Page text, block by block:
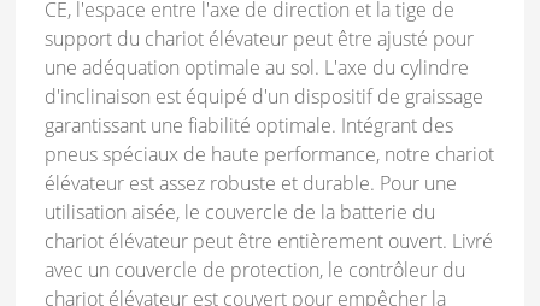
CE, l'espace entre l'axe de direction et la tige de
support du chariot élévateur peut être ajusté pour
une adéquation optimale au sol. L'axe du cylindre
d'inclinaison est équipé d'un dispositif de graissage
garantissant une fiabilité optimale. Intégrant des
pneus spéciaux de haute performance, notre chariot
élévateur est assez robuste et durable. Pour une
utilisation aisée, le couvercle de la batterie du
chariot élévateur peut être entièrement ouvert. Livré
avec un couvercle de protection, le contrôleur du
chariot élévateur est couvert pour empêcher la